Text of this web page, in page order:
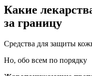
Какие
за границу
Средства для защиты
Но, обо всем по порядку